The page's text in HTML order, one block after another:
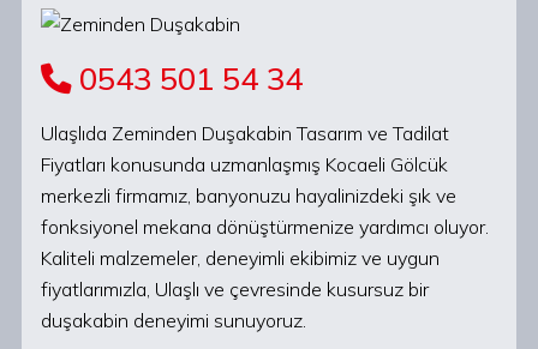
0543 501 54 34
Ulaşlıda Zeminden Duşakabin Tasarım ve Tadilat
Fiyatları konusunda uzmanlaşmış Kocaeli Gölcük
merkezli firmamız, banyonuzu hayalinizdeki şık ve
fonksiyonel mekana dönüştürmenize yardımcı oluyor.
Kaliteli malzemeler, deneyimli ekibimiz ve uygun
fiyatlarımızla, Ulaşlı ve çevresinde kusursuz bir
duşakabin deneyimi sunuyoruz.